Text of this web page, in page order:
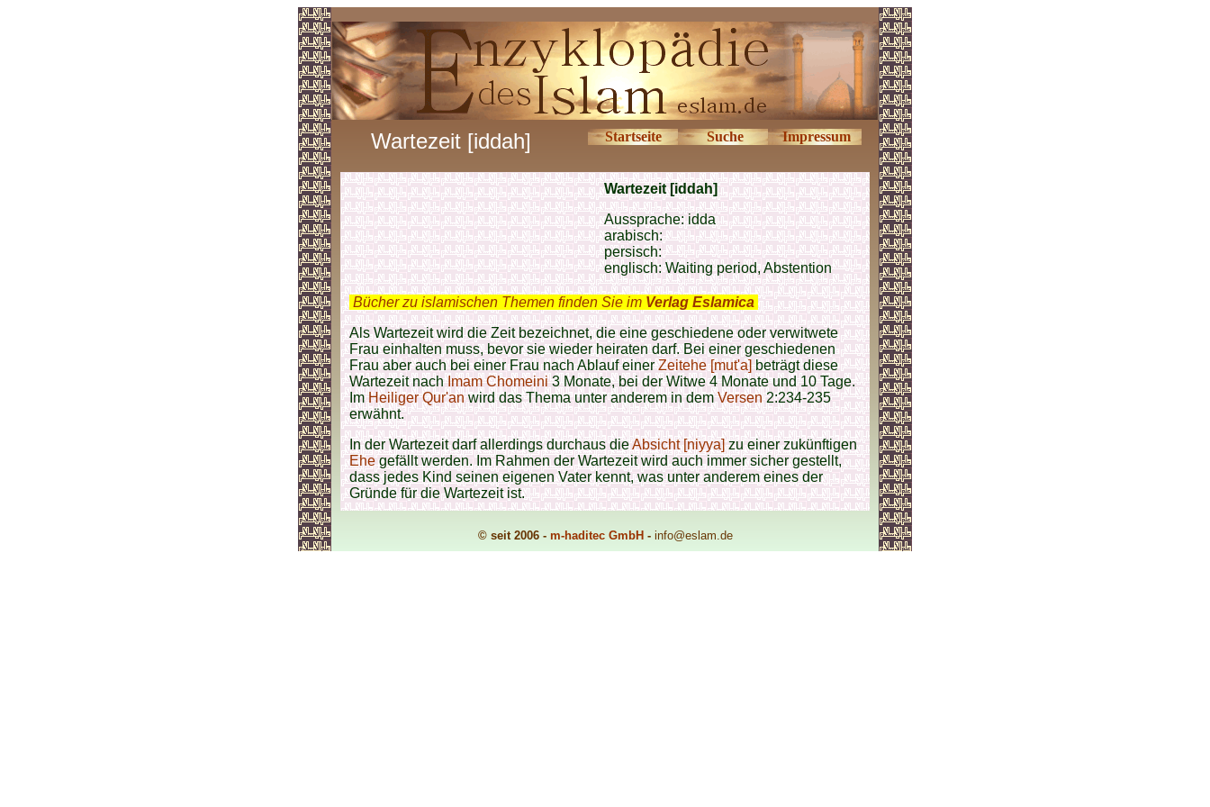
Wartezeit [iddah] Startseite Suche Impressum
Wartezeit [iddah]
Aussprache: idda
arabisch:
persisch:
englisch: Waiting period, Abstention
Bücher zu islamischen Themen finden Sie im Verlag Eslamica
Als Wartezeit wird die Zeit bezeichnet, die eine geschiedene oder verwitwete
Frau einhalten muss, bevor sie wieder heiraten darf. Bei einer geschiedenen
Frau aber auch bei einer Frau nach Ablauf einerZeitehe [mut'a]beträgt diese
Wartezeit nachImam Chomeini3 Monate, bei der Witwe 4 Monate und 10 Tage.
ImHeiliger Qur'anwird das Thema unter anderem in demVersen2:234-235
erwähnt.
In der Wartezeit darf allerdings durchaus dieAbsicht [niyya]zu einer zukünftigen
Ehegefällt werden. Im Rahmen der Wartezeit wird auch immer sicher gestellt,
dass jedes Kind seinen eigenen Vater kennt, was unter anderem eines der
Gründe für die Wartezeit ist.
© seit 2006 - m-haditec GmbH - info@eslam.de